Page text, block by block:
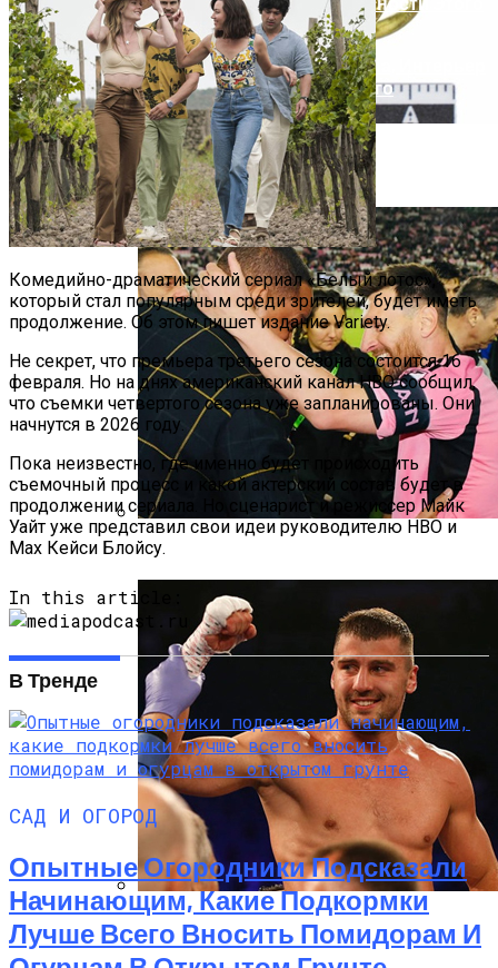
В Дании Нашли Редкое 1500-Летнее
Кольцо
Уилл Смит Обнял Месси На Игре МЛС
Гвоздик Поборется За Титул
Временного Чемпиона
Русский Стиль: Архитектура, Интерьер
И Другие Особенности Этого
Направления
Комедийно-драматический сериал «Белый лотос»,
который стал популярным среди зрителей, будет иметь
продолжение. Об этом пишет издание Variety.
Не секрет, что премьера третьего сезона состоится 16
февраля. Но на днях американский канал HBO сообщил,
что съемки четвертого сезона уже запланированы. Они
начнутся в 2026 году.
Пока неизвестно, где именно будет происходить
съемочный процесс и какой актерский состав будет в
продолжении сериала. Но сценарист и режиссер Майк
Уайт уже представил свои идеи руководителю HBO и
Max Кейси Блойсу.
In this article:
В Тренде
САД И ОГОРОД
Опытные Огородники Подсказали
Начинающим, Какие Подкормки
Лучше Всего Вносить Помидорам И